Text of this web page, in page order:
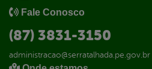
Fale Conosco
(87) 3831-3150
administracao@serratalhada.pe.gov.br